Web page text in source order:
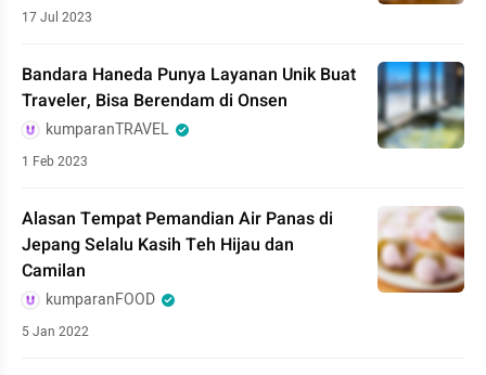
17 Jul 2023
Bandara Haneda Punya Layanan Unik Buat
Traveler, Bisa Berendam di Onsen
kumparanTRAVEL
1 Feb 2023
Alasan Tempat Pemandian Air Panas di
Jepang Selalu Kasih Teh Hijau dan
Camilan
kumparanFOOD
5 Jan 2022